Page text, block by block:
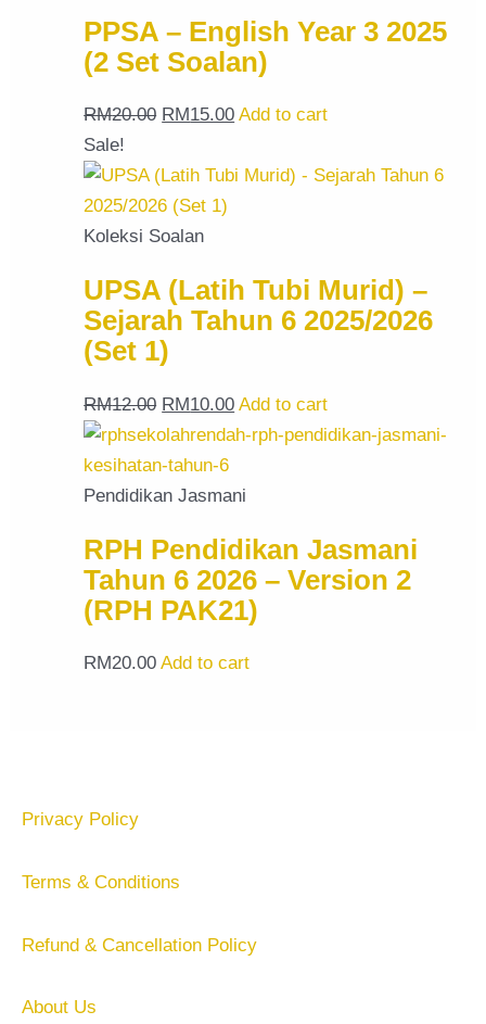
PPSA – English Year 3 2025
(2 Set Soalan)
RM20.00 RM15.00 Add to cart
Sale!
Koleksi Soalan
UPSA (Latih Tubi Murid) –
Sejarah Tahun 6 2025/2026
(Set 1)
RM12.00 RM10.00 Add to cart
Pendidikan Jasmani
RPH Pendidikan Jasmani
Tahun 6 2026 – Version 2
(RPH PAK21)
RM20.00 Add to cart
Privacy Policy
Terms & Conditions
Refund & Cancellation Policy
About Us